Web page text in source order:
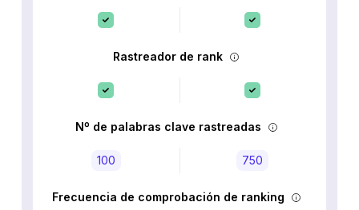
Rastreador de rank
Nº de palabras clave rastreadas
100 750
Frecuencia de comprobación de ranking